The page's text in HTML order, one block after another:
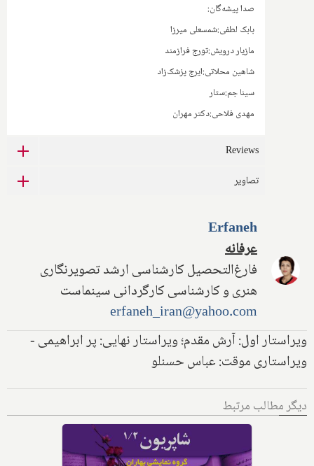
صدا پیشه‌گان:
بابک لطفی:شمسعلی میرزا
مازیار درویش:تورج فرازمند
شاهین محلاتی:ایرج پزشک‌زاد
سینا جم:ستار
مهدی فلاحی:دکتر مهران
Reviews
تصاویر
Erfaneh
عرفانه
فارغ‌التحصیل کارشناسی ارشد تصویرنگاری
هنری و کارشناسی کارگردانی سینماست
erfaneh_iran@yahoo.com
ویراستار اول: آرش مقدم؛ ویراستار نهایی: پر ابراهیمی -
ویراستاری موقت: عباس حسنلو
دیگر مطالب مرتبط